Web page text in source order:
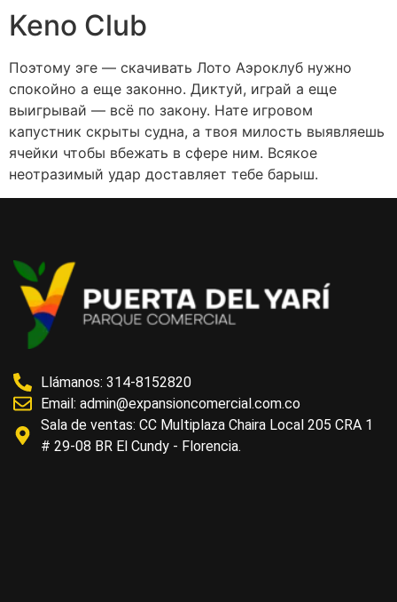
Keno Club
Поэтому эге — скачивать Лото Аэроклуб нужно
спокойно а еще законно. Диктуй, играй а еще
выигрывай — всё по закону. Нате игровом
капустник скрыты судна, а твоя милость выявляешь
ячейки чтобы вбежать в сфере ним. Всякое
неотразимый удар доставляет тебе барыш.
Llámanos: 314-8152820
Email:admin@expansioncomercial.com.co
Sala de ventas: CC Multiplaza Chaira Local 205 CRA 1
# 29-08 BR El Cundy - Florencia.